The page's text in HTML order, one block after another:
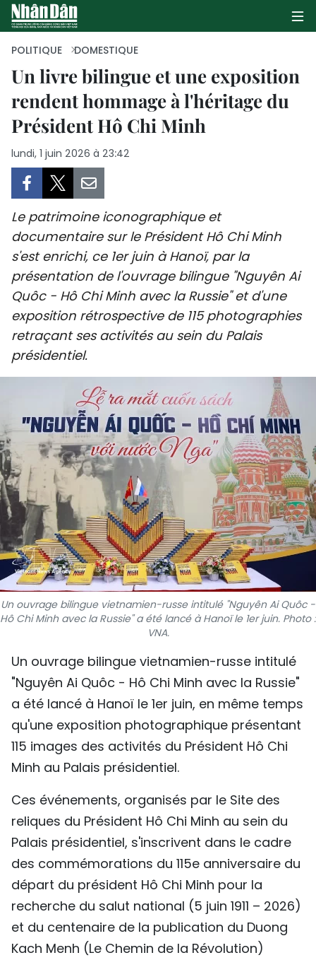
PAGE D'ACCUEIL
POLITIQUE
CULTURE
TOURISME
ENVIRONNEMENT
SPORT
PAYS NATAL
INTERNATIONAL
MÉGASTORIE
INFOGRAPHIE
PHOTO
VIDÉO
À PROPOS DU "PEUPLE"
ENGLISH
中文
РУССКИЙ
POLITIQUE DOMESTIQUE
Un livre bilingue et une exposition
rendent hommage à l'héritage du
Président Hô Chi Minh
lundi, 1 juin 2026 à 23:42
Le patrimoine iconographique et
documentaire sur le Président Hô Chi Minh
s'est enrichi, ce 1er juin à Hanoï, par la
présentation de l'ouvrage bilingue "Nguyên Ai
Quôc - Hô Chi Minh avec la Russie" et d'une
exposition rétrospective de 115 photographies
retraçant ses activités au sein du Palais
présidentiel.
Un ouvrage bilingue vietnamien-russe intitulé "Nguyên Ai Quôc -
Hô Chi Minh avec la Russie" a été lancé à Hanoï le 1er juin. Photo :
VNA.
Un ouvrage bilingue vietnamien-russe intitulé
"Nguyên Ai Quôc - Hô Chi Minh avec la Russie"
a été lancé à Hanoï le 1er juin, en même temps
qu'une exposition photographique présentant
115 images des activités du Président Hô Chi
Minh au Palais présidentiel.
Ces événements, organisés par le Site des
reliques du Président Hô Chi Minh au sein du
Palais présidentiel, s'inscrivent dans le cadre
des commémorations du 115e anniversaire du
départ du président Hô Chi Minh pour la
recherche du salut national (5 juin 1911 – 2026)
et du centenaire de la publication du Duong
Kach Menh (Le Chemin de la Révolution)